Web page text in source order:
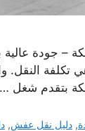
جودة عالية
تكلفة
بتقدم شغل …
,دليل نقل عفش,